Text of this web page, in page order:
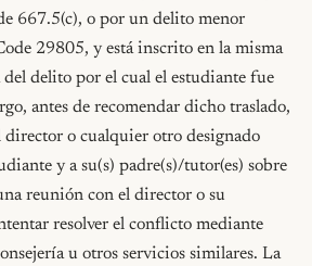
667.5(c), o por un delito menor
29805, y está inscrito en la misma
del delito por el cual el estudiante fue
antes de recomendar dicho traslado,
director o cualquier otro designado
y a su(s) padre(s)/tutor(es) sobre
reunión con el director o su
resolver el conflicto mediante
u otros servicios similares. La